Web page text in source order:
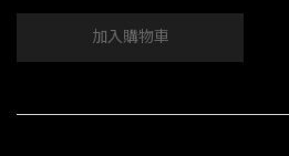
加入購物車